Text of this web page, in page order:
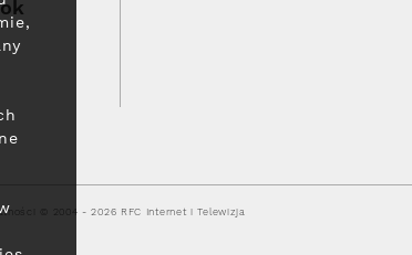
© 2004 - 2026 RFC Internet i Telewizja